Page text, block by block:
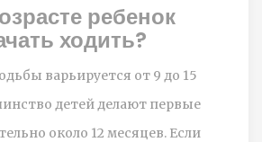
ребенок
ходить?
варьируется от 9 до 15
детей делают первые
около 12 месяцев. Если